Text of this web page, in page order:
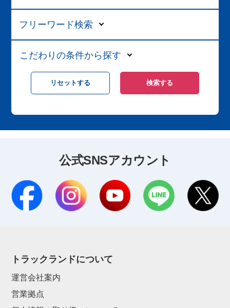
フリーワード検索
こだわりの条件から探す
公式SNSアカウント
トラックランドについて
運営会社案内
営業拠点